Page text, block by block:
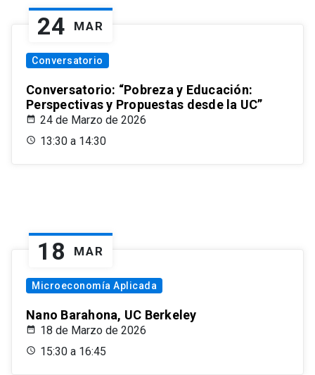
24 MAR
Conversatorio
Conversatorio: “Pobreza y Educación:
Perspectivas y Propuestas desde la UC”
24 de Marzo de 2026
13:30 a 14:30
18 MAR
Microeconomía Aplicada
Nano Barahona, UC Berkeley
18 de Marzo de 2026
15:30 a 16:45